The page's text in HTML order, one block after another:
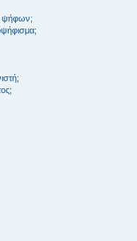
ψήφων;